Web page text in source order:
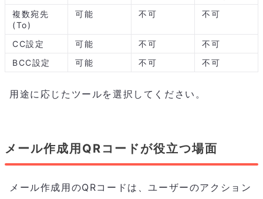
複数宛先
(To)
可能 不可 不可
CC設定 可能 不可
不可
BCC設定
可能 不可 不可
用途に応じたツールを選択してください。
メール作成用QRコードが役立つ場面
メール作成用のQRコードは、ユーザーのアクション